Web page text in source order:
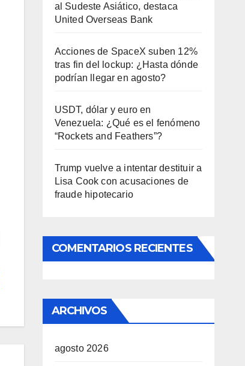
al Sudeste Asiático, destaca
United Overseas Bank
Acciones de SpaceX suben 12%
tras fin del lockup: ¿Hasta dónde
podrían llegar en agosto?
USDT, dólar y euro en
Venezuela: ¿Qué es el fenómeno
“Rockets and Feathers”?
Trump vuelve a intentar destituir a
Lisa Cook con acusaciones de
fraude hipotecario
COMENTARIOS RECIENTES
ARCHIVOS
agosto 2026